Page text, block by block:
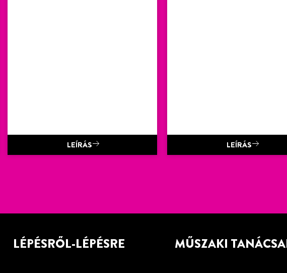
LEÍRÁS LEÍRÁS
LÉPÉSRŐL-LÉPÉSRE MŰSZAKI